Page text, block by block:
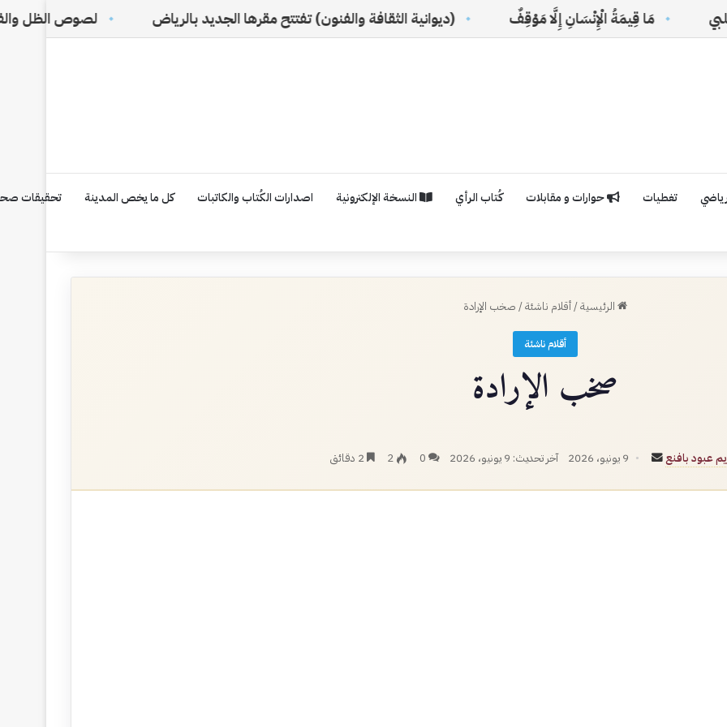
مَا قِيمَةُ الْإِنْسَانِ إِلَّا مَوْقِفٌ (ديوانية الثقافة والفنون) تفتتح مقرها الجديد بالرياض لصوص الظل والفساد
تغطيات حوارات و مقابلات كُتاب الرأي النسخة الإلكترونية اصدارات الكُتاب والكاتبات كل ما يخص المدينة تحقيقات
الرئيسية/أقلام ناشئة/ صخب الإرادة
أقلام ناشئة
صخب الإرادة
عبود بافنع
أرسل
إلكترونيا
9 يونيو، 2026 آخر تحديث: 9 يونيو، 2026 0
2